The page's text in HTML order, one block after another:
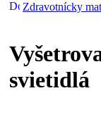
Zdravotnícky
svietidlá